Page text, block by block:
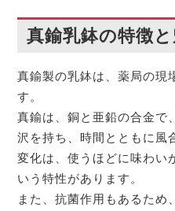
真鍮乳鉢の特徴と
真鍮製の乳鉢は、薬局の現
す。
真鍮は、銅と亜鉛の合金で
沢を持ち、時間とともに風
変化は、使うほどに味わい
いう特性があります。
また、抗菌作用もあるため